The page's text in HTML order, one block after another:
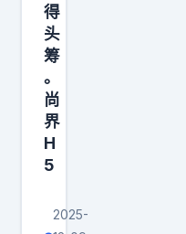
得
头
筹
。
尚
界
H
5
2025-